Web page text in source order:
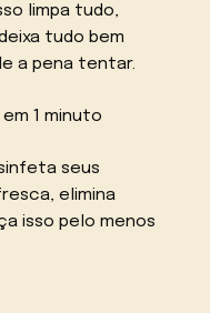
limpa tudo,
tudo bem
a pena tentar.
1 minuto
seus
elimina
isso pelo menos